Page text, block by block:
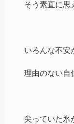
そう素直に思
いろんな不安
理由のない自
尖っていた氷